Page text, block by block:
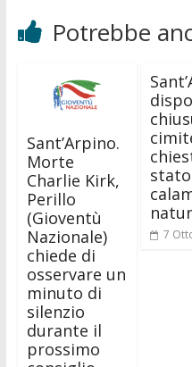
Potrebbe
Sant’Arpino.
Morte
Charlie Kirk,
Perillo
(Gioventù
Nazionale)
chiede di
osservare un
minuto di
silenzio
durante il
prossimo
7